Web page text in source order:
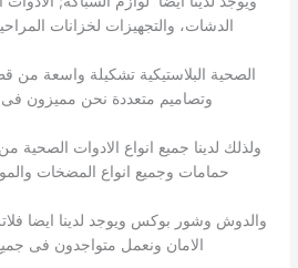
الدشات، والتجهيزات لخزانات
الصحية البلاستيكية تشكيلة واسعة من
وتصاميم متعددة نحن مميزون فى
ولذلك لدينا جميع انواع الادوات
حمامات وجميع انواع المضخات
والدوش وشور بوكس ويوجد لدينا ايضا
الامان ونعمل متواجدون فى